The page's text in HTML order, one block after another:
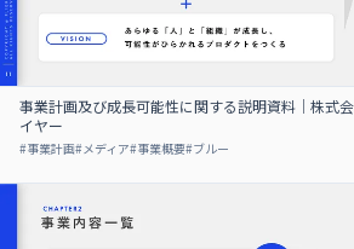
事業計画及び成⻑可能性に関する説明資料｜株式
イヤー
#事業計画#メディア#事業概要#ブルー